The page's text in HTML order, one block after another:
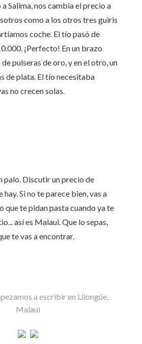
Salima, nos cambia el precio a
como a los otros tres guiris
coche. El tío pasó de
¡Perfecto! En un brazo
pulseras de oro, y en el otro, un
de plata. El tío necesitaba
no crecen solas.
palo. Discutir un precio de
hay. Si no te parece bien, vas a
que te pidan pasta cuando ya te
así es Malaui. Que lo sepas,
te vas a encontrar.
a escribir en Lilongüe,
Malaui